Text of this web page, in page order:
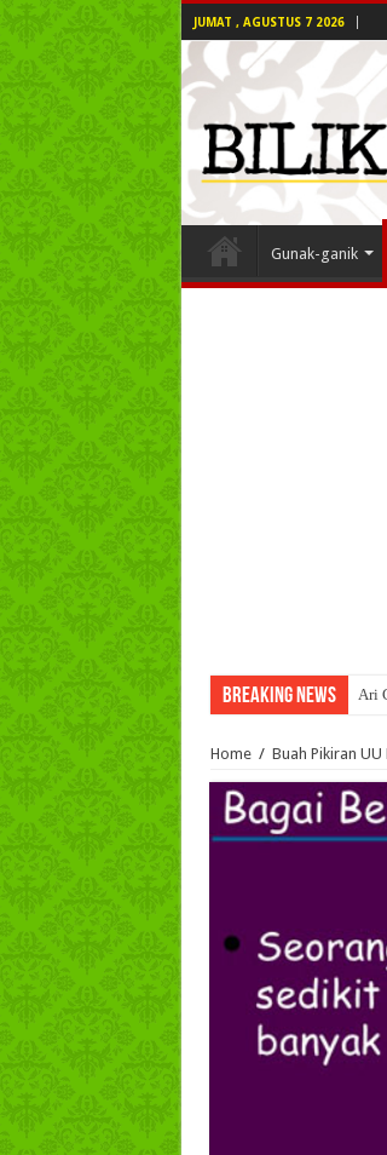
JUMAT , AGUSTUS 7 2026
Gunak-ganik
Breaking News Ari
Home / Buah Pikiran UU